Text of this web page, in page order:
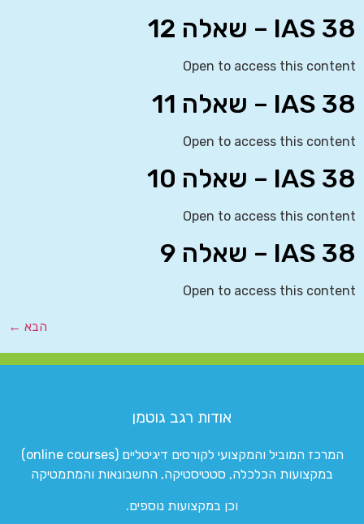
IAS 38 – שאלה 12
Open to access this content
IAS 38 – שאלה 11
Open to access this content
IAS 38 – שאלה 10
Open to access this content
IAS 38 – שאלה 9
Open to access this content
הבא ←
אודות רגב גוטמן
המרכז המוביל והמקצועי לקורסים דיגיטליים (online courses)
במקצועות הכלכלה, סטטיסטיקה, החשבונאות והמתמטיקה
וכן במקצועות נוספים.